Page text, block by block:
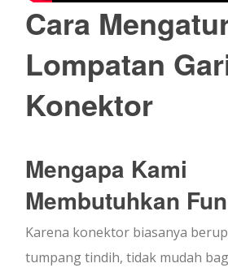
Cara
Lompatan
Konektor
Mengapa Kami
Membutuhkan
Karena konektor biasanya
tumpang tindih, tidak mudah